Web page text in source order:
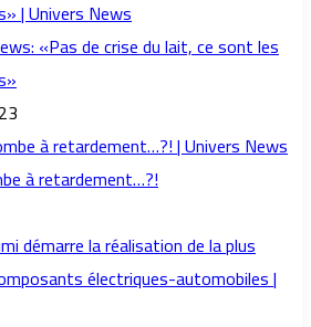
«Pas de crise du lait, ce sont les
à retardement…?!